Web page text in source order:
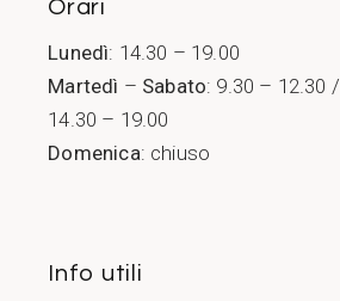
Orari
Lunedì: 14.30 – 19.00
Martedì – Sabato: 9.30 – 12.30 /
14.30 – 19.00
Domenica: chiuso
Info utili